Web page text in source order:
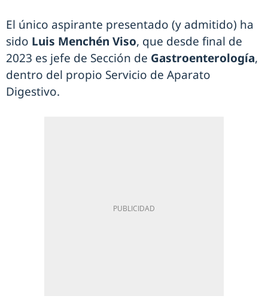
El único aspirante presentado (y admitido) ha
sido Luis Menchén Viso, que desde final de
2023 es jefe de Sección de Gastroenterología,
dentro del propio Servicio de Aparato
Digestivo.